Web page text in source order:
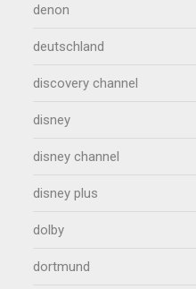
denon
deutschland
discovery channel
disney
disney channel
disney plus
dolby
dortmund